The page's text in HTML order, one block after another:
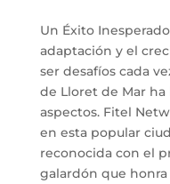
Un Éxito
adaptación y el
ser desafíos cada
de Lloret de Mar
aspectos. Fitel
en esta popular
reconocida con el
galardón que honra